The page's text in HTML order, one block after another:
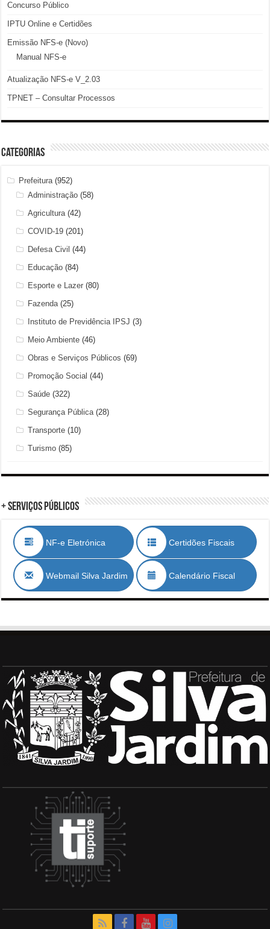
Concurso Público
IPTU Online e Certidões
Emissão NFS-e (Novo)
Manual NFS-e
Atualização NFS-e V_2.03
TPNET – Consultar Processos
Categorias
Prefeitura(952)
Administração (58)
Agricultura(42)
COVID-19 (201)
Defesa Civil (44)
Educação (84)
Esporte e Lazer (80)
Fazenda(25)
Instituto de Previdência IPSJ (3)
Meio Ambiente (46)
Obras e Serviços Públicos (69)
Promoção Social (44)
Saúde (322)
Segurança Pública(28)
Transporte (10)
Turismo (85)
+ Serviços Públicos
NF-e Eletrónica Certidões Fiscais
Webmail Silva Jardim Calendário Fiscal